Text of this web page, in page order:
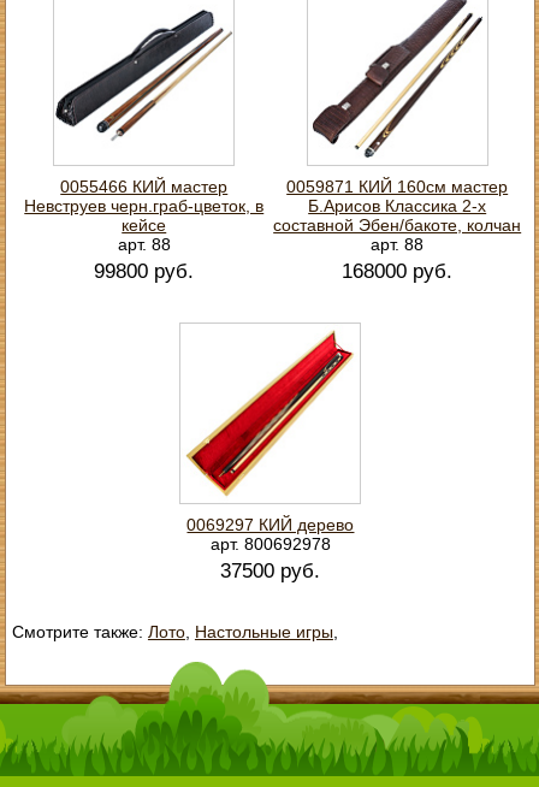
0055466 КИЙ мастер
Невструев черн.граб-цветок, в
кейсе
арт. 88
99800 руб.
0059871 КИЙ 160см мастер
Б.Арисов Классика 2-х
составной Эбен/бакоте, колчан
арт. 88
168000 руб.
0069297 КИЙ дерево
арт. 800692978
37500 руб.
Смотрите также: Лото, Настольные игры,